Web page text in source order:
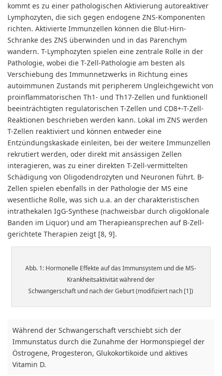
kommt es zu einer pathologischen Aktivierung autoreaktiver
Lymphozyten, die sich gegen endogene ZNS-Komponenten
richten. Aktivierte Immunzellen können die Blut-Hirn-
Schranke des ZNS überwinden und in das Parenchym
wandern. T-Lymphozyten spielen eine zentrale Rolle in der
Pathologie, wobei die T-Zell-Pathologie am besten als
Verschiebung des Immunnetzwerks in Richtung eines
autoimmunen Zustands mit peripherem Ungleichgewicht von
proinflammatorischen Th1- und Th17-Zellen und funktionell
beeinträchtigten regulatorischen T-Zellen und CD8+-T-Zell-
Reaktionen beschrieben werden kann. Lokal im ZNS werden
T-Zellen reaktiviert und können entweder eine
Entzündungskaskade einleiten, bei der weitere Immunzellen
rekrutiert werden, oder direkt mit ansässigen Zellen
interagieren, was zu einer direkten T-Zell-vermittelten
Schädigung von Oligodendrozyten und Neuronen führt. B-
Zellen spielen ebenfalls in der Pathologie der MS eine
wesentliche Rolle, was sich u.a. an der charakteristischen
intrathekalen IgG-Synthese (nachweisbar durch oligoklonale
Banden im Liquor) und am Therapieansprechen auf B-Zell-
gerichtete Therapien zeigt [8, 9].
Abb. 1: Hormonelle Effekte auf das Immunsystem und die MS-
Krankheitsaktivität während der
Schwangerschaft und nach der Geburt (modifiziert nach [1])
Während der Schwangerschaft verschiebt sich der
Immunstatus durch die Zunahme der Hormonspiegel der
Östrogene, Progesteron, Glukokortikoide und aktives
Vitamin D.